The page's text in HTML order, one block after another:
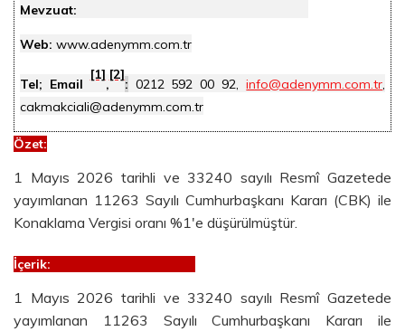
Mevzuat:
Web: www.adenymm.com.tr
Tel; Email
[1]
,
[2]
: 0212 592 00 92,info@adenymm.com.tr,
cakmakciali@adenymm.com.tr
Özet:
1 Mayıs 2026 tarihli ve 33240 sayılı Resmî Gazetede
yayımlanan 11263 Sayılı Cumhurbaşkanı Kararı (CBK) ile
Konaklama Vergisi oranı %1'e düşürülmüştür.
İçerik:
1 Mayıs 2026 tarihli ve 33240 sayılı Resmî Gazetede
yayımlanan 11263 Sayılı Cumhurbaşkanı Kararı ile